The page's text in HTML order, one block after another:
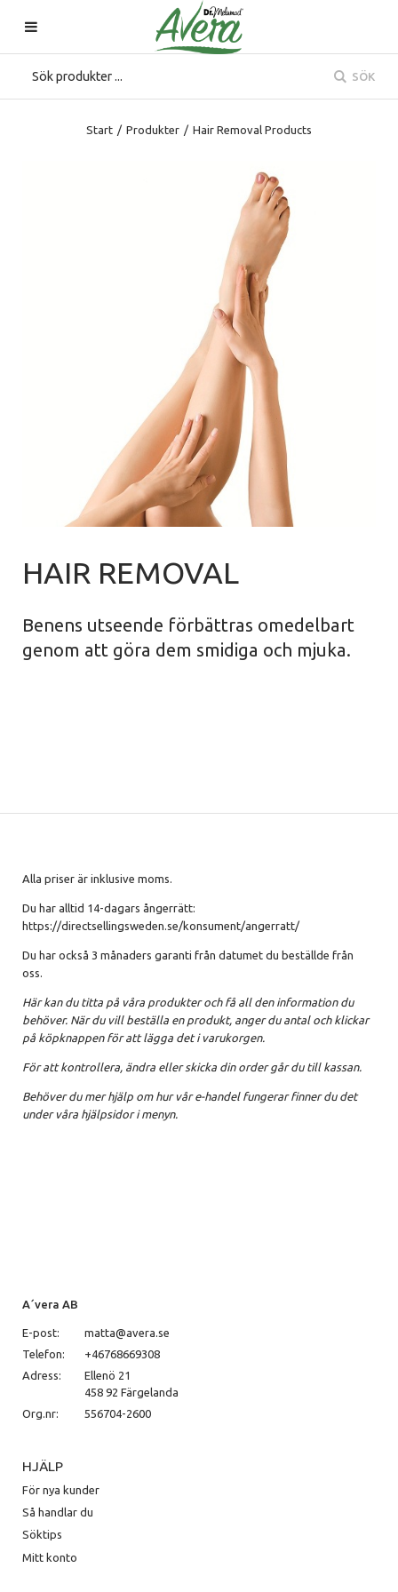
SÖK
Start / Produkter / Hair Removal Products
HAIR REMOVAL
Benens utseende förbättras omedelbart
genom att göra dem smidiga och mjuka.
Alla priser är inklusive moms.
Du har alltid 14-dagars ångerrätt:
https://directsellingsweden.se/konsument/angerratt/
Du har också 3 månaders garanti från datumet du beställde från
oss.
Här kan du titta på våra produkter och få all den information du
behöver. När du vill beställa en produkt, anger du antal och klickar
på köpknappen för att lägga det i varukorgen.
För att kontrollera, ändra eller skicka din order går du till kassan.
Behöver du mer hjälp om hur vår e-handel fungerar finner du det
under våra hjälpsidor i menyn.
A´vera AB
E-post:
matta@avera.se
Telefon:
+46768669308
Adress:
Ellenö 21
458 92 Färgelanda
Org.nr:
556704-2600
HJÄLP
För nya kunder
Så handlar du
Söktips
Mitt konto